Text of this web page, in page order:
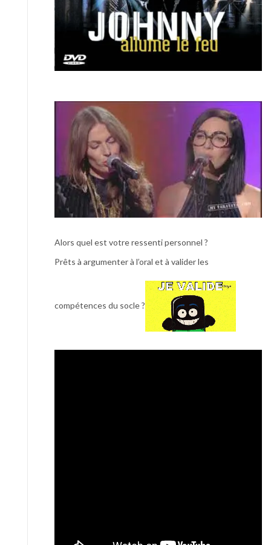
Alors quel est votre ressenti personnel ?
Prêts à argumenter à l’oral et à valider les
compétences du socle ?